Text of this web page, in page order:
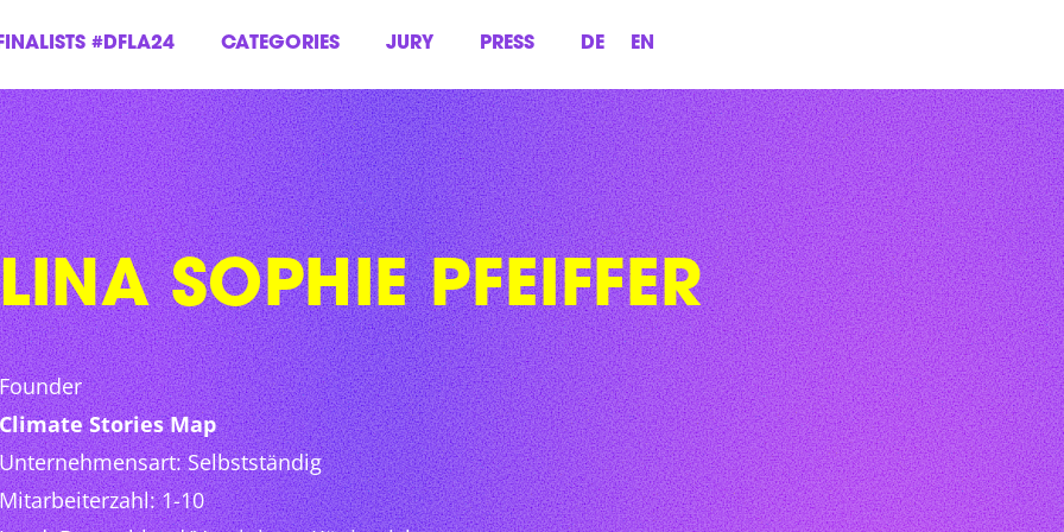
FINALISTS #DFLA24 CATEGORIES JURY PRESS DE EN
LINA SOPHIE PFEIFFER
Founder
Climate Stories Map
Unternehmensart: Selbstständig
Mitarbeiterzahl: 1-10